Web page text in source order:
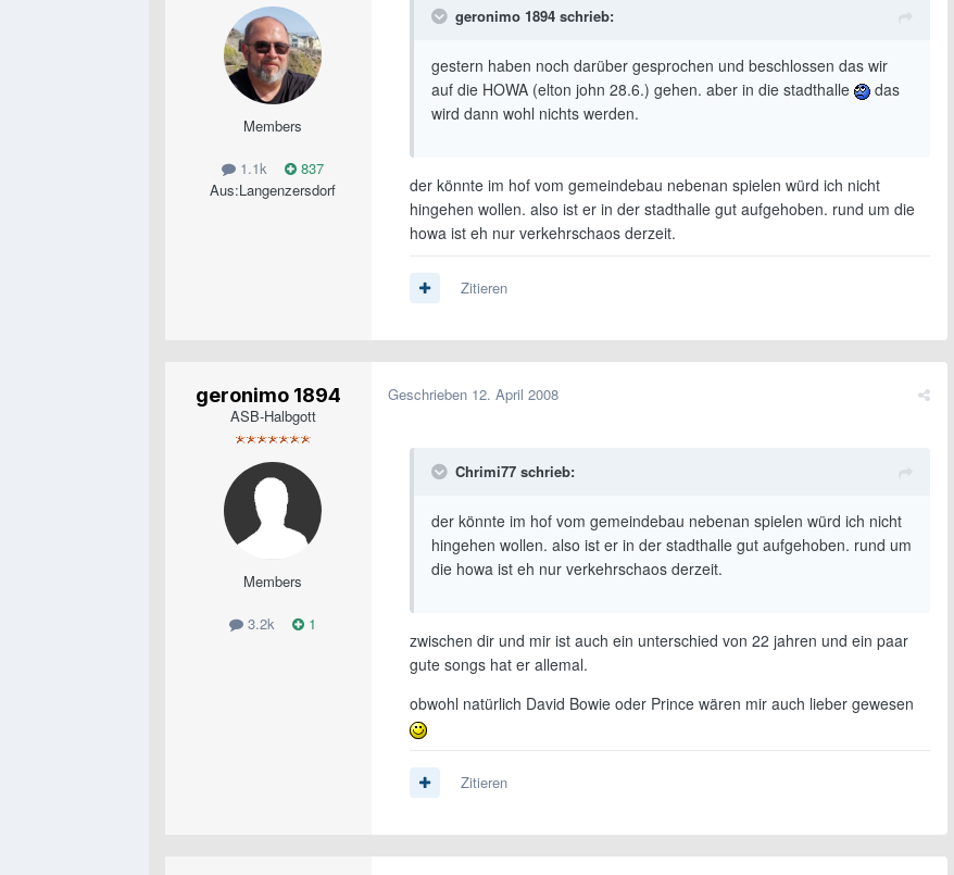
Members
1.1k
837
Aus:Langenzersdorf
geronimo 1894 schrieb:
gestern haben noch darüber gesprochen und beschlossen das wir
auf die HOWA (elton john 28.6.) gehen. aber in die stadthalle
das
wird dann wohl nichts werden.
der könnte im hof vom gemeindebau nebenan spielen würd ich nicht
hingehen wollen. also ist er in der stadthalle gut aufgehoben. rund um die
howa ist eh nur verkehrschaos derzeit.
Zitieren
geronimo 1894
ASB-Halbgott
Members
3.2k 1
Geschrieben 12. April 2008
Chrimi77 schrieb:
der könnte im hof vom gemeindebau nebenan spielen würd ich nicht
hingehen wollen. also ist er in der stadthalle gut aufgehoben. rund um
die howa ist eh nur verkehrschaos derzeit.
zwischen dir und mir ist auch ein unterschied von 22 jahren und ein paar
gute songs hat er allemal.
obwohl natürlich David Bowie oder Prince wären mir auch lieber gewesen
Zitieren